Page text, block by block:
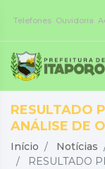
Telefones Ouvidoria
RESULTADO
ANÁLISE DE
Início Notícias
RESULTADO